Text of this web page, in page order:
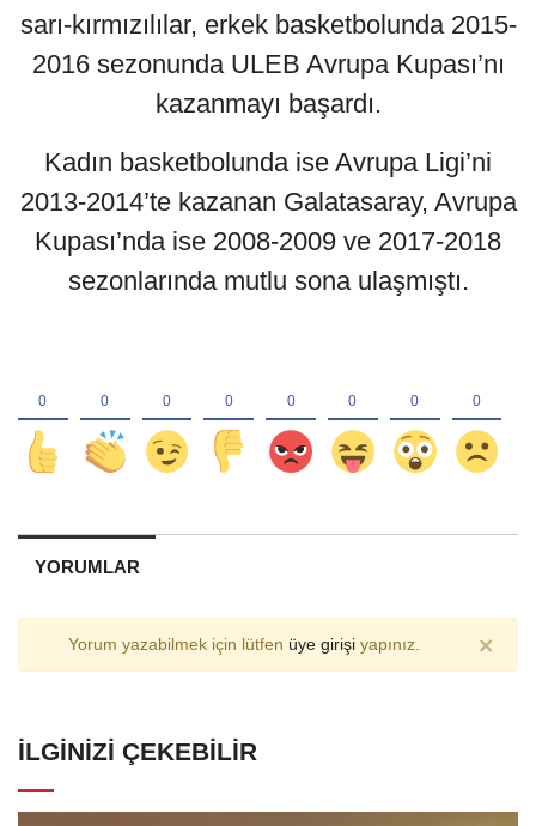
sarı-kırmızılılar, erkek basketbolunda 2015-
2016 sezonunda ULEB Avrupa Kupası’nı
kazanmayı başardı.
Kadın basketbolunda ise Avrupa Ligi’ni
2013-2014’te kazanan Galatasaray, Avrupa
Kupası’nda ise 2008-2009 ve 2017-2018
sezonlarında mutlu sona ulaşmıştı.
YORUMLAR
Yorum yazabilmek için lütfen üye girişiyapınız. ×
İLGINIZI ÇEKEBILIR